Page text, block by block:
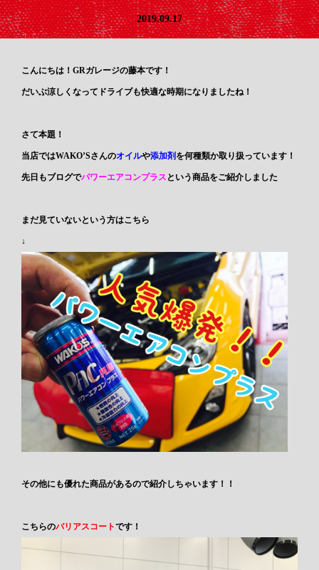
2019.09.17
こんにちは！GRガレージの藤本です！
だいぶ涼しくなってドライブも快適な時期になりましたね！
さて本題！
当店ではWAKO’Sさんのオイルや添加剤 を何種類か取り扱っています！
先日もブログでパワーエアコンプラス という商品をご紹介しました
まだ見ていないという方はこちら
↓
その他にも優れた商品があるので紹介しちゃいます！！
こちらのバリアスコートです！